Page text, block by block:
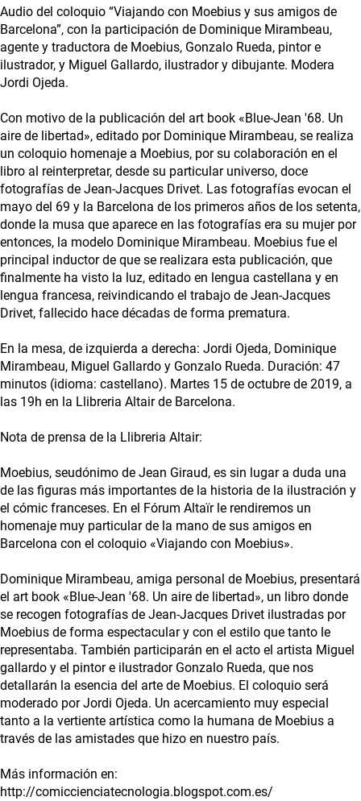
Audio del coloquio “Viajando con Moebius y sus amigos de
Barcelona”, con la participación de Dominique Mirambeau,
agente y traductora de Moebius, Gonzalo Rueda, pintor e
ilustrador, y Miguel Gallardo, ilustrador y dibujante. Modera
Jordi Ojeda.
Con motivo de la publicación del art book «Blue-Jean '68. Un
aire de libertad», editado por Dominique Mirambeau, se realiza
un coloquio homenaje a Moebius, por su colaboración en el
libro al reinterpretar, desde su particular universo, doce
fotografías de Jean-Jacques Drivet. Las fotografías evocan el
mayo del 69 y la Barcelona de los primeros años de los setenta,
donde la musa que aparece en las fotografías era su mujer por
entonces, la modelo Dominique Mirambeau. Moebius fue el
principal inductor de que se realizara esta publicación, que
finalmente ha visto la luz, editado en lengua castellana y en
lengua francesa, reivindicando el trabajo de Jean-Jacques
Drivet, fallecido hace décadas de forma prematura.
En la mesa, de izquierda a derecha: Jordi Ojeda, Dominique
Mirambeau, Miguel Gallardo y Gonzalo Rueda. Duración: 47
minutos (idioma: castellano). Martes 15 de octubre de 2019, a
las 19h en la Llibreria Altair de Barcelona.
Nota de prensa de la Llibreria Altair:
Moebius, seudónimo de Jean Giraud, es sin lugar a duda una
de las figuras más importantes de la historia de la ilustración y
el cómic franceses. En el Fórum Altaïr le rendiremos un
homenaje muy particular de la mano de sus amigos en
Barcelona con el coloquio «Viajando con Moebius».
Dominique Mirambeau, amiga personal de Moebius, presentará
el art book «Blue-Jean '68. Un aire de libertad», un libro donde
se recogen fotografías de Jean-Jacques Drivet ilustradas por
Moebius de forma espectacular y con el estilo que tanto le
representaba. También participarán en el acto el artista Miguel
gallardo y el pintor e ilustrador Gonzalo Rueda, que nos
detallarán la esencia del arte de Moebius. El coloquio será
moderado por Jordi Ojeda. Un acercamiento muy especial
tanto a la vertiente artística como la humana de Moebius a
través de las amistades que hizo en nuestro país.
Más información en:
http://comiccienciatecnologia.blogspot.com.es/